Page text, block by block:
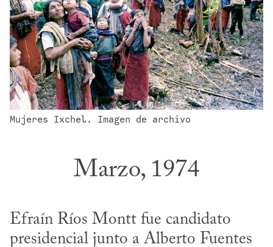
Mujeres Ixchel. Imagen de archivo
Marzo, 1974
Efraín Ríos Montt fue candidato
presidencial junto a Alberto Fuentes